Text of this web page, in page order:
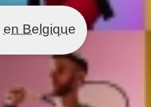
en Belgique